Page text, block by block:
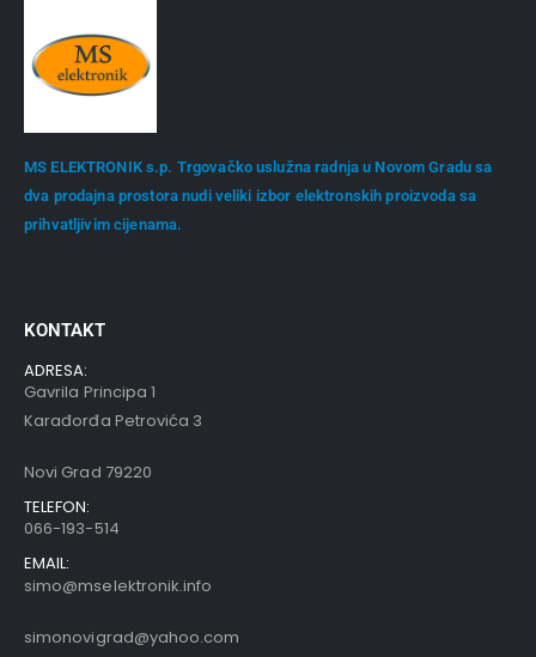
MS ELEKTRONIK s.p. Trgovačko uslužna radnja u Novom Gradu sa
dva prodajna prostora nudi veliki izbor elektronskih proizvoda sa
prihvatljivim cijenama.
KONTAKT
ADRESA:
Gavrila Principa 1
Karađorđa Petrovića 3
Novi Grad 79220
TELEFON:
066-193-514
EMAIL:
simo@mselektronik.info
simonovigrad@yahoo.com